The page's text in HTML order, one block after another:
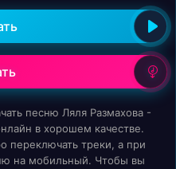
песню Ляля Размахова -
в хорошем качестве.
переключать треки, а при
на мобильный. Чтобы вы